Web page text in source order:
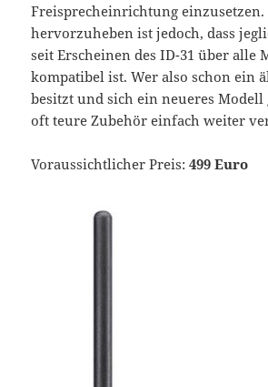
Freisprecheinrichtung
hervorzuheben ist jedoch, dass
seit Erscheinen des ID-31 über alle
kompatibel ist. Wer also schon ein
besitzt und sich ein neueres Modell
oft teure Zubehör einfach weiter
Voraussichtlicher Preis:499 Euro